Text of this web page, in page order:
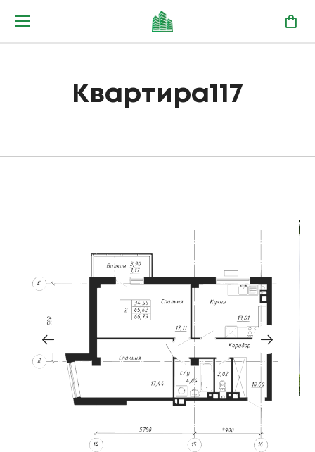
Квартира117